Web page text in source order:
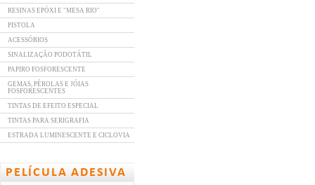
RESINAS EPÓXI E "MESA RIO"
PISTOLA
ACESSÓRIOS
SINALIZAÇÃO PODOTÁTIL
PAPIRO FOSFORESCENTE
GEMAS, PÉROLAS E JÓIAS
FOSFORESCENTES
TINTAS DE EFEITO ESPECIAL
TINTAS PARA SERIGRAFIA
ESTRADA LUMINESCENTE E CICLOVIA
PELÍCULA ADESIVA